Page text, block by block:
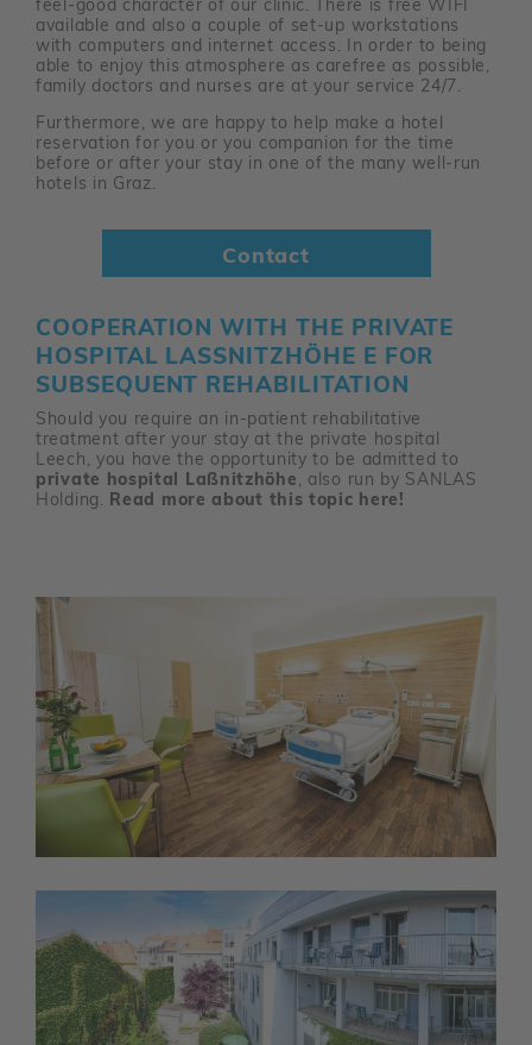
feel-good character of our clinic. There is free WIFI
available and also a couple of set-up workstations
with computers and internet access. In order to being
able to enjoy this atmosphere as carefree as possible,
family doctors and nurses are at your service 24/7.
Furthermore, we are happy to help make a hotel
reservation for you or you companion for the time
before or after your stay in one of the many well-run
hotels in Graz.
Contact
COOPERATION WITH THE PRIVATE
HOSPITAL LASSNITZHÖHE E FOR S
UBSEQUENT REHABILITATION
Should you require an in-patient rehabilitative
treatment after your stay at the private hospital
Leech, you have the opportunity to be admitted to
private hospital Laßnitzhöhe, also run by SANLAS
Holding. Read more about this topic here!